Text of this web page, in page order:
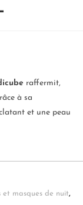
raffermit,
à sa
et une peau
et masques de nuit,